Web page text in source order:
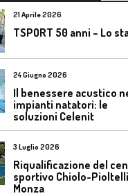
21 Aprile 2026
TSPORT 50 anni – Lo
24 Giugno 2026
Il benessere acustico
impianti natatori: le
soluzioni Celenit
3 Luglio 2026
Riqualificazione del
sportivo Chiolo-
Monza